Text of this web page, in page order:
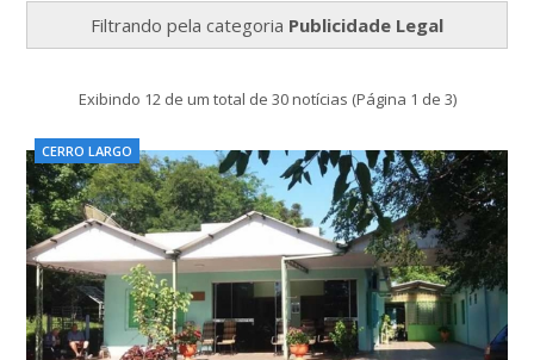
Filtrando pela categoria Publicidade Legal
Exibindo 12 de um total de 30 notícias (Página 1 de 3)
CERRO LARGO